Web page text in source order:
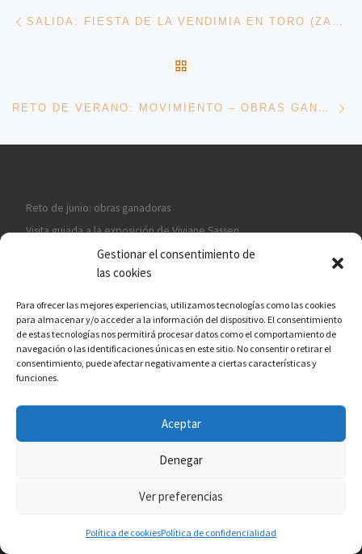
Gestionar el consentimiento de
las cookies
Para ofrecer las mejores experiencias, utilizamos tecnologías como las cookies
para almacenar y/o acceder a la información del dispositivo. El consentimiento
de estas tecnologías nos permitirá procesar datos como el comportamiento de
navegación o las identificaciones únicas en este sitio. No consentir o retirar el
consentimiento, puede afectar negativamente a ciertas características y
funciones.
Aceptar
Denegar
Ver preferencias
Política de cookiesPolítica de confidencialidad
Navegación de entradas SALIDA: FIESTA DE LA VENDIMIA EN TORO (ZAMORA)
RETO DE VERANO: MOVIMIENTO – OBRAS GANADORAS
Reto de junio: obras ganadoras
Visita guiada a la exposición de Viviane Sassen
Visita a la Expo de Nick Brandt en la Galería Tamara Kreisler
Reto del verano: El agua en estado líquido
Visita a la exposición de Robert Frank en la Fundación Telefónica